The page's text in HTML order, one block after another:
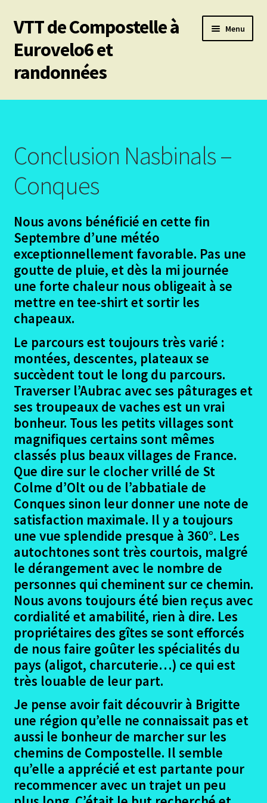
Aller
à
la
navigation
Aller
au
contenu
VTT de Compostelle à
Eurovelo6 et
randonnées
Menu
Mes 6 chemins vtt de Compostelle
Autres trajets VTT
Randonnées pédestres
Le chemin du Cid
menu
Podiensis – Nasbinals Conques
Ouvrir
Le projet – Nasbinals Conques
Les participants Nasbinal – Conques
Le trajet – Nasbinals Conques
enfant
Avis sur les logements Nasbinals Conques
La Credential – Nasbinals – Conques
Conclusion Nasbinals – Conques
Podiensis – Figeac – Moissac
menu
Porto – Santiago
Ouvrir
menu
enfant
La Garona – Toulouse Lourdes
Ouvrir
le
enfant
La Regordane
le
menu
enfant
Valença Padron Santiago
Ouvrir
le
menu
enfant
Me contacter
Conclusion Nasbinals –
Conques
Nous avons bénéficié en cette fin
Septembre d’une météo
exceptionnellement favorable. Pas une
goutte de pluie, et dès la mi journée
une forte chaleur nous obligeait à se
mettre en tee-shirt et sortir les
chapeaux.
Le parcours est toujours très varié :
montées, descentes, plateaux se
succèdent tout le long du parcours.
Traverser l’Aubrac avec ses pâturages et
ses troupeaux de vaches est un vrai
bonheur. Tous les petits villages sont
magnifiques certains sont mêmes
classés plus beaux villages de France.
Que dire sur le clocher vrillé de St
Colme d’Olt ou de l’abbatiale de
Conques sinon leur donner une note de
satisfaction maximale. Il y a toujours
une vue splendide presque à 360°. Les
autochtones sont très courtois, malgré
le dérangement avec le nombre de
personnes qui cheminent sur ce chemin.
Nous avons toujours été bien reçus avec
cordialité et amabilité, rien à dire. Les
propriétaires des gîtes se sont efforcés
de nous faire goûter les spécialités du
pays (aligot, charcuterie…) ce qui est
très louable de leur part.
Je pense avoir fait découvrir à Brigitte
une région qu’elle ne connaissait pas et
aussi le bonheur de marcher sur les
chemins de Compostelle. Il semble
qu’elle a apprécié et est partante pour
recommencer avec un trajet un peu